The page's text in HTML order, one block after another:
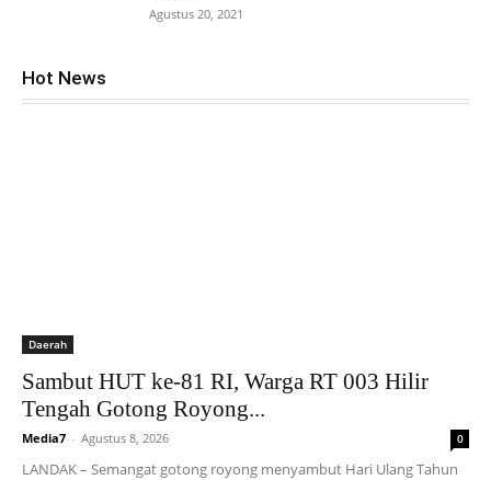
Agustus 20, 2021
Hot News
Daerah
Sambut HUT ke-81 RI, Warga RT 003 Hilir
Tengah Gotong Royong...
Media7 - Agustus 8, 2026 0
LANDAK – Semangat gotong royong menyambut Hari Ulang Tahun